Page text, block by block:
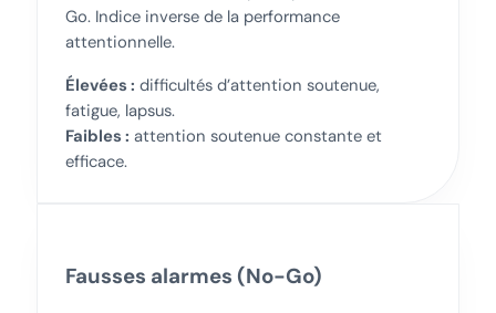
Go. Indice inverse de la performance
attentionnelle.
Élevées : difficultés d’attention soutenue,
fatigue, lapsus.
Faibles : attention soutenue constante et
efficace.
Fausses alarmes (No-Go)